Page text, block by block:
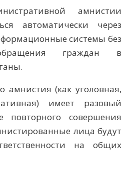
амнистии
автоматически через
системы без
граждан в
амнистия (как уголовная,
имеет разовый
повторного совершения
лица будут
на общих